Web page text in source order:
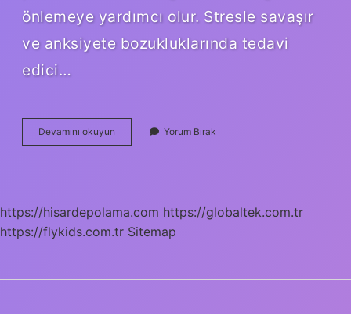
önlemeye yardımcı olur. Stresle savaşır
ve anksiyete bozukluklarında tedavi
edici…
Devamını okuyun Çekirdek
Çitlemek
Yorum Bırak
https://hisardepolama.com https://globaltek.com.tr
https://flykids.com.tr Sitemap